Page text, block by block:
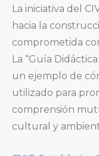
La iniciativa del
hacia la
comprometida
La “Guía
un ejemplo de
utilizado para
comprensión
cultural y